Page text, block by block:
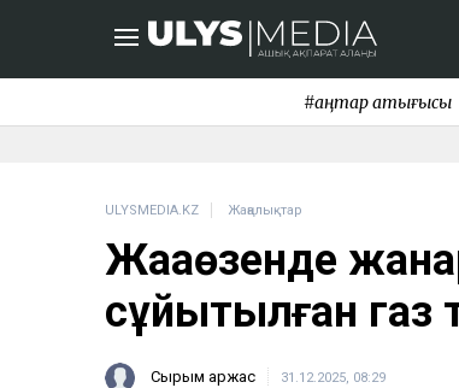
#қаңтар қақтығысы
ULYSMEDIA.KZ Жаңалықтар
Жаңаөзенде
сұйытылған газ
Сырым Қаржас 31.12.2025, 08:29